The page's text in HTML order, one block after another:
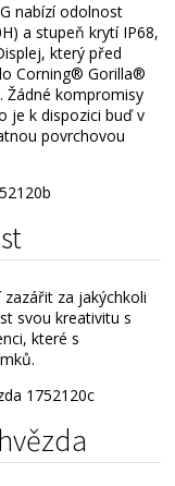
nabízí odolnost
a stupeň krytí IP68,
který před
Corning® Gorilla®
Žádné kompromisy
je k dispozici buď v
povrchovou
za jakýchkoli
svou kreativitu s
které s